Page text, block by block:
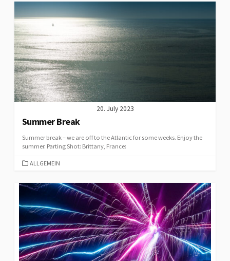
20. July 2023
Summer Break
Summer break – we are off to the Atlantic for some weeks. Enjoy the
summer. Parting Shot: Brittany, France:
CATEGORIES
ALLGEMEIN